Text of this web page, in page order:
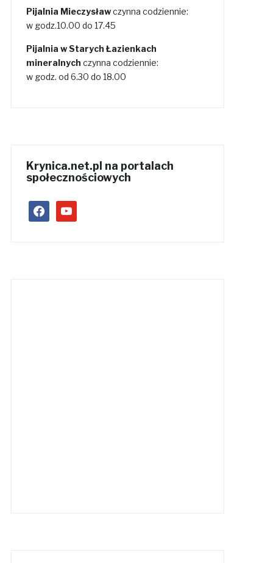
Pijalnia Mieczysławczynna codziennie:
w godz.10.00 do 17.45
Pijalnia w Starych Łazienkach
mineralnych czynna codziennie:
w godz. od 6.30 do 18.00
Krynica.net.pl na portalach
społecznościowych
facebookyoutube